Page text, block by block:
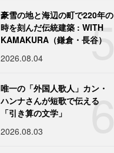
5
豪雪の地と海辺の町で220年の
時を刻んだ伝統建築 : WITH
KAMAKURA（鎌倉・長谷）
2026.08.04
6
唯一の「外国人歌人」カン・
ハンナさんが短歌で伝える
「引き算の文学」
2026.08.03